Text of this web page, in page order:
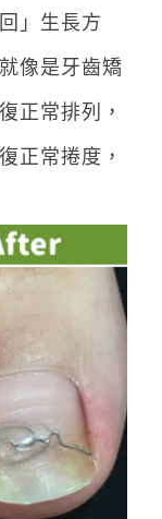
」生長方
像是牙齒矯
正常排列，
正常捲度，